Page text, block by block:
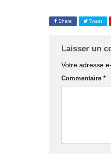
Share Tweet
Laisser un
Votre adresse
Commentaire *